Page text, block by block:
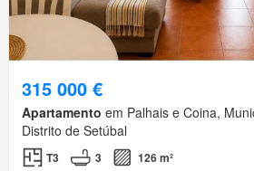
315 000 €
Apartamento em Palhais e Coina,
Distrito de Setúbal
T3 3
126 m²